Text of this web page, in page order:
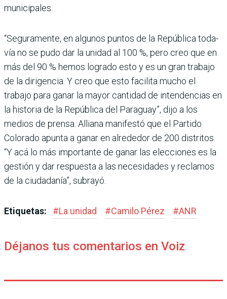
municipales.
“Seguramente, en algunos puntos de la República toda­
vía no se pudo dar la unidad al 100 %, pero creo que en
más del 90 % hemos logrado esto y es un gran trabajo
de la dirigencia. Y creo que esto facilita mucho el
trabajo para ganar la mayor cantidad de intendencias en
la historia de la República del Paraguay”, dijo a los
medios de prensa. Alliana manifestó que el Par­tido
Colorado apunta a ganar en alrededor de 200 distritos.
“Y acá lo más importante de ganar las elecciones es la
ges­tión y dar respuesta a las nece­sidades y reclamos
de la ciu­dadanía”, subrayó.
Etiquetas: #La unidad #Camilo Pérez #ANR
Déjanos tus comentarios en Voiz